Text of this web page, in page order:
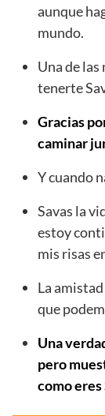
aunque
mundo.
Una de
tenerte
Gracias
caminar
Y cuando
Savas la
estoy
mis risas
La
que
Una
pero
como eres